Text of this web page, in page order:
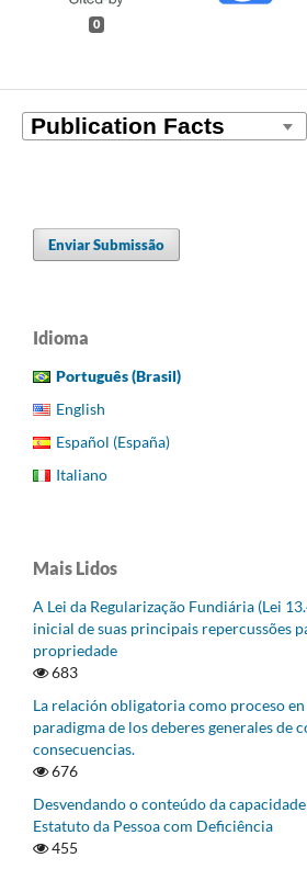
0
Enviar Submissão
Idioma
Português (Brasil)
English
Español (España)
Italiano
Mais Lidos
A Lei da Regularização Fundiária (Lei
inicial de suas principais repercussões
propriedade
683
La relación obligatoria como proceso
paradigma de los deberes generales de
consecuencias.
676
Desvendando o conteúdo da
Estatuto da Pessoa com Deficiência
455